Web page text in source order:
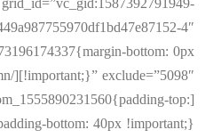
4″
bottom: 0px
top: